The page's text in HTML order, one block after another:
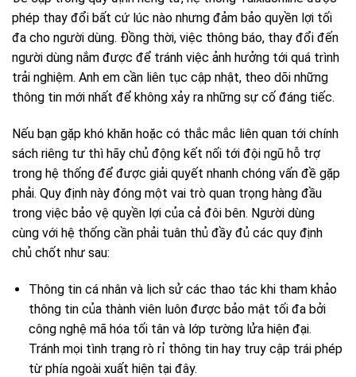
phép thay đổi bất cứ lúc nào nhưng đảm bảo quyền lợi tối
đa cho người dùng. Đồng thời, việc thông báo, thay đổi đến
người dùng nắm được để tránh việc ảnh hưởng tới quá trình
trải nghiệm. Anh em cần liên tục cập nhật, theo dõi những
thông tin mới nhất để không xảy ra những sự cố đáng tiếc.
Nếu bạn gặp khó khăn hoặc có thắc mắc liên quan tới chính
sách riêng tư thì hãy chủ động kết nối tới đội ngũ hỗ trợ
trong hệ thống để được giải quyết nhanh chóng vấn đề gặp
phải. Quy định này đóng một vai trò quan trọng hàng đầu
trong việc bảo vệ quyền lợi của cả đôi bên. Người dùng
cùng với hệ thống cần phải tuân thủ đầy đủ các quy định
chủ chốt như sau:
Thông tin cá nhân và lịch sử các thao tác khi tham khảo
thông tin của thành viên luôn được bảo mật tối đa bởi
công nghệ mã hóa tối tân và lớp tường lửa hiện đại.
Tránh mọi tình trạng rò rỉ thông tin hay truy cập trái phép
từ phía ngoài xuất hiện tại đây.